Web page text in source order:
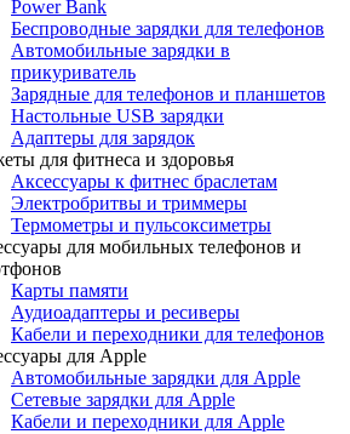
Power Bank
Беспроводные зарядки для телефонов
Автомобильные зарядки в
прикуриватель
Зарядные для телефонов и планшетов
Настольные USB зарядки
Адаптеры для зарядок
для фитнеса и здоровья
Аксессуары к фитнес браслетам
Электробритвы и триммеры
Термометры и пульсоксиметры
для мобильных телефонов и
Карты памяти
Аудиоадаптеры и ресиверы
Кабели и переходники для телефонов
для Apple
Автомобильные зарядки для Apple
Сетевые зарядки для Apple
Кабели и переходники для Apple